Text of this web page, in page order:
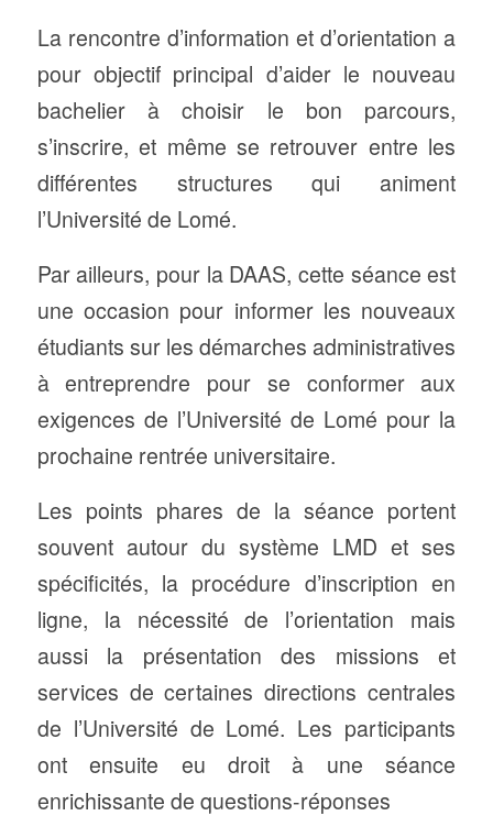
La rencontre d’information et d’orientation a
pour objectif principal d’aider le nouveau
bachelier à choisir le bon parcours,
s’inscrire, et même se retrouver entre les
différentes structures qui animent
l’Université de Lomé.
Par ailleurs, pour la DAAS, cette séance est
une occasion pour informer les nouveaux
étudiants sur les démarches administratives
à entreprendre pour se conformer aux
exigences de l’Université de Lomé pour la
prochaine rentrée universitaire.
Les points phares de la séance portent
souvent autour du système LMD et ses
spécificités, la procédure d’inscription en
ligne, la nécessité de l’orientation mais
aussi la présentation des missions et
services de certaines directions centrales
de l’Université de Lomé. Les participants
ont ensuite eu droit à une séance
enrichissante de questions-réponses